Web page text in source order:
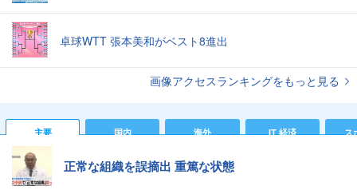
卓球WTT 張本美和がベスト8進出
画像アクセスランキングをもっと見る
主要 国内 海外 IT 経済 ス
正常な組織を誤摘出 重篤な状態